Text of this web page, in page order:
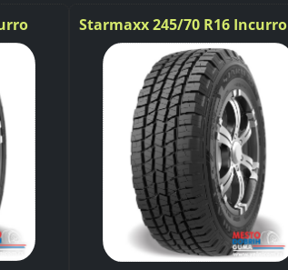
Starmaxx 245/70 R16 Incurro
ST440 A/T 111T